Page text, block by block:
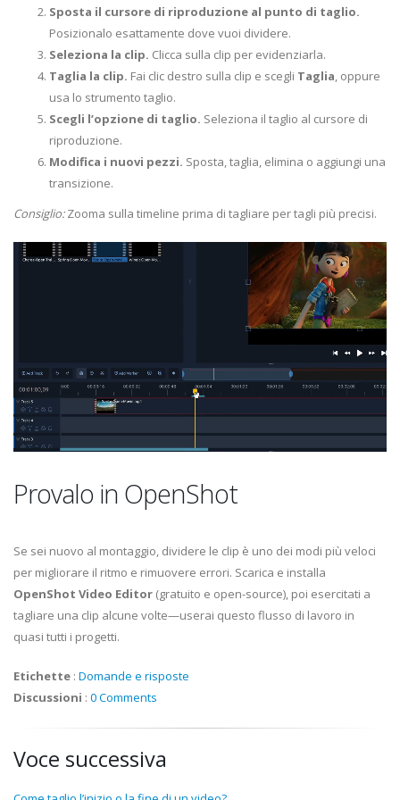
Sposta il cursore di riproduzione al punto di taglio.
Posizionalo esattamente dove vuoi dividere.
Seleziona la clip. Clicca sulla clip per evidenziarla.
Taglia la clip. Fai clic destro sulla clip e scegli Taglia, oppure
usa lo strumento taglio.
Scegli l’opzione di taglio. Seleziona il taglio al cursore di
riproduzione.
Modifica i nuovi pezzi. Sposta, taglia, elimina o aggiungi una
transizione.
Consiglio:Zooma sulla timeline prima di tagliare per tagli più precisi.
Provalo in OpenShot
Se sei nuovo al montaggio, dividere le clip è uno dei modi più veloci
per migliorare il ritmo e rimuovere errori. Scarica e installa
OpenShot Video Editor (gratuito e open-source), poi esercitati a
tagliare una clip alcune volte—userai questo flusso di lavoro in
quasi tutti i progetti.
Etichette : Domande e risposte
Discussioni : 0 Comments
Voce successiva